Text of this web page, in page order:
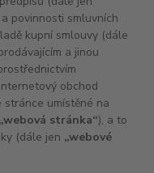
povinnosti smluvních
kupní smlouvy (dále
a jinou
obchod
umístěné na
„webová stránka“), a to
(dále jen „webové